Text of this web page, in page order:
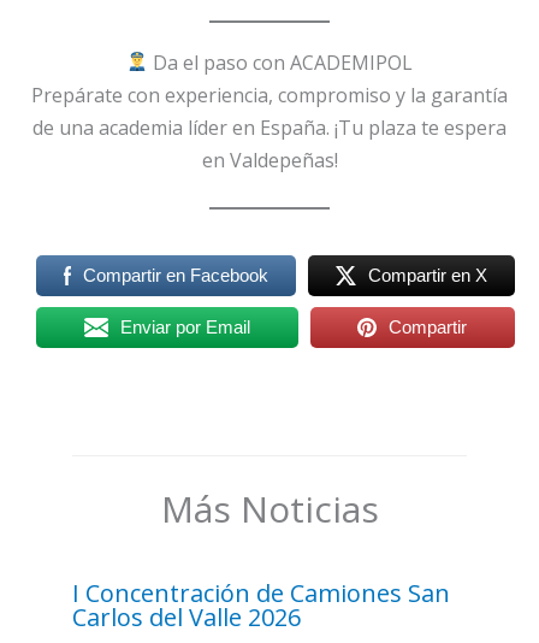
Da el paso con ACADEMIPOL
Prepárate con experiencia, compromiso y la garantía
de una academia líder en España. ¡Tu plaza te espera
en Valdepeñas!
Compartir en Facebook Compartir en X
Enviar por Email Compartir
Más Noticias
I Concentración de Camiones San
Carlos del Valle 2026